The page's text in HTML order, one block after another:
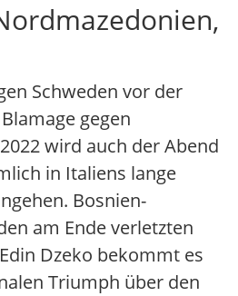
Schweden vor der
gegen
wird auch der Abend
in Italiens lange
Bosnien-
am Ende verletzten
Dzeko bekommt es
Triumph über den